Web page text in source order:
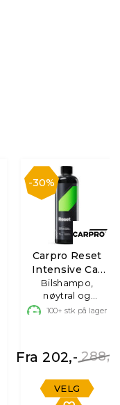
30%
Carpro Reset
Intensive Car
Shampoo
Bilshampo,
nøytral og
effektiv
100+ stk på lager
288,-
Fra 202,-
VELG